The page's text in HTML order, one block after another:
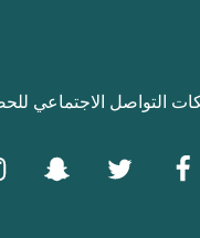
التواصل الاجتماعي